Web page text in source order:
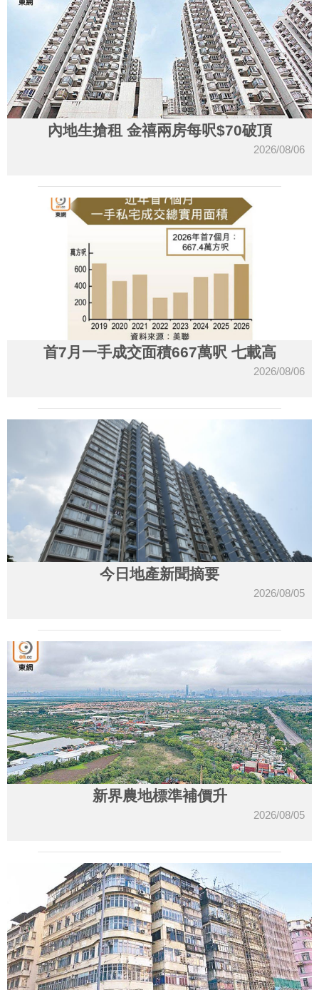
內地生搶租 金禧兩房每呎$70破頂
2026/08/06
首7月一手成交面積667萬呎 七載高
2026/08/06
今日地產新聞摘要
2026/08/05
新界農地標準補價升
2026/08/05